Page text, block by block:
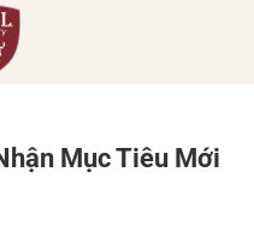
Mục Tiêu Mới